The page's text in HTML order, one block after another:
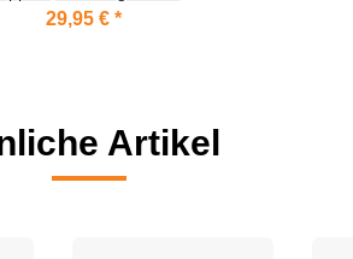
Riegel
29,95 € *
Artikel